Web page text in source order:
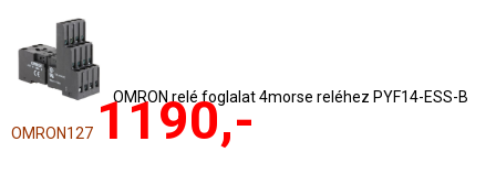
OMRON relé foglalat 4morse reléhez PYF14-ESS-B
OMRON127 1190,-